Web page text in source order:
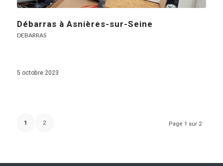
Débarras à Asnières-sur-Seine
DEBARRAS
5 octobre 2023
Page 1 sur 2
1 2